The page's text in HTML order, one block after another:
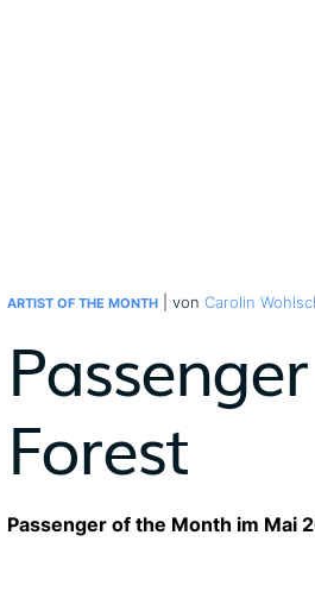
ARTIST OF THE MONTH | von Carolin
Forest
Passenger of the Month im Mai